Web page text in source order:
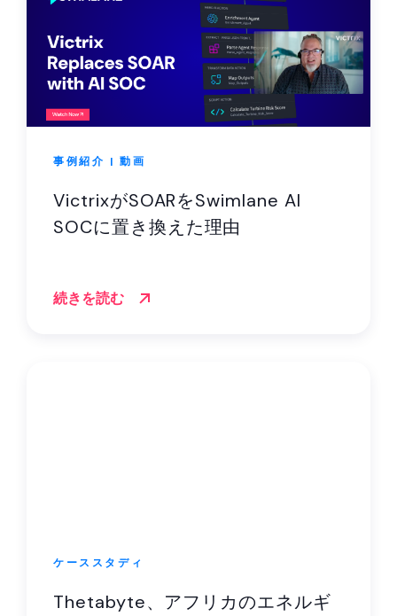
サポート
日本語
事例紹介 | 動画
VictrixがSOARをSwimlane AI
SOCに置き換えた理由
続きを読む
ケーススタディ
Thetabyte、アフリカのエネルギ